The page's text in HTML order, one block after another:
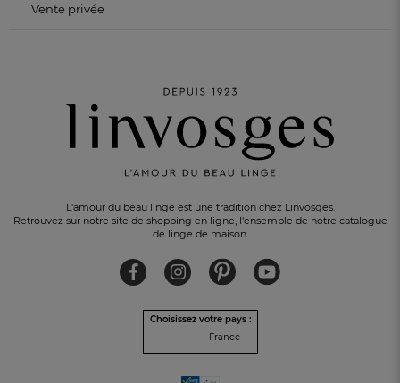
PAIEMENT EN 3 FOIS
L'amour du beau linge est une tradition chez Linvosges.
Retrouvez sur notre site de shopping en ligne, l'ensemble de notre catalogue
de linge de maison.
Choisissez votre pays :
France
Vente privée